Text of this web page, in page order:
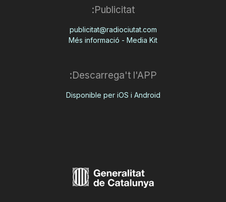
Publicitat:
publicitat@radiociutat.com
Més informació - Media Kit
Descarrega't l'APP:
Disponible per iOS i Android